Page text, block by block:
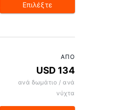
Επιλέξτε
ΑΠΌ
USD 134
ανά δωμάτιο / ανά
νύχτα